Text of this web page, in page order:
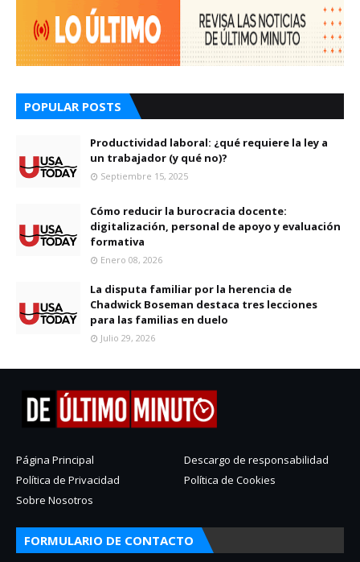
POPULAR POSTS
Productividad laboral: ¿qué requiere la ley a
un trabajador (y qué no)?
Septiembre 15, 2025
Cómo reducir la burocracia docente:
digitalización, personal de apoyo y evaluación
formativa
Enero 08, 2026
La disputa familiar por la herencia de
Chadwick Boseman destaca tres lecciones
para las familias en duelo
Julio 29, 2026
Página Principal
Descargo de responsabilidad
Política de Privacidad
Política de Cookies
Sobre Nosotros
FORMULARIO DE CONTACTO